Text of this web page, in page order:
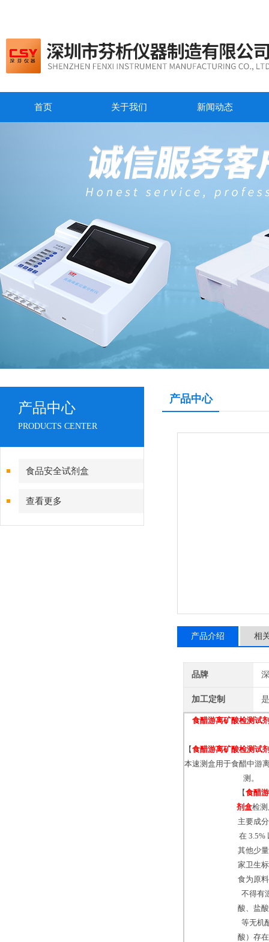
首页 关于我们 新闻动态
产品中心
PRODUCTS CENTER
食品安全试剂盒
查看更多
产品中心
产品介绍 相
品牌
加工定制 是
食醋游离矿酸检测试
【食醋游离矿酸检测试
本速测盒用于食醋中游
测。
【食醋
剂盒检
主要成
在 3.5%
其他少
家卫生
食为原
不得有
酸、盐
等无机
酸）存